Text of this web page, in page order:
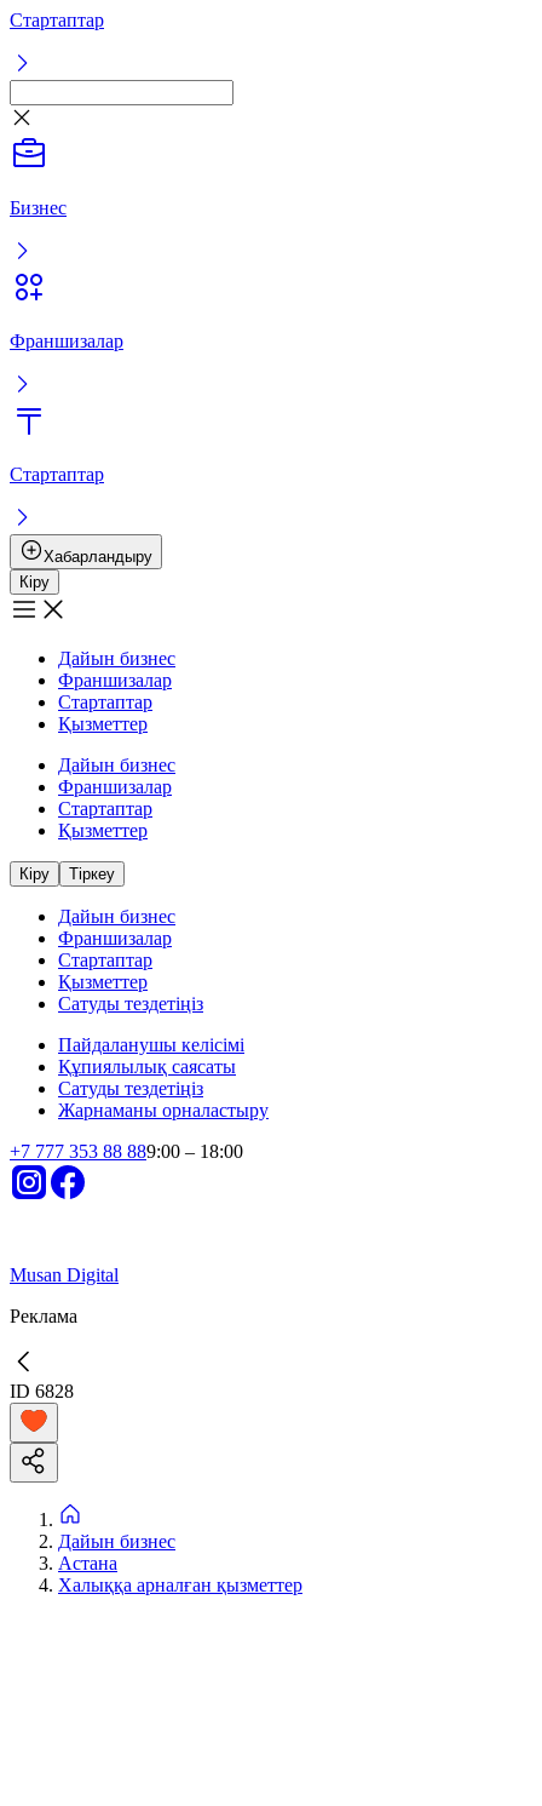
Стартаптар
Бизнес
Франшизалар
Стартаптар
Хабарландыру
Кіру
Дайын бизнес
Франшизалар
Стартаптар
Қызметтер
Дайын бизнес
Франшизалар
Стартаптар
Қызметтер
Кіру Тіркеу
Дайын бизнес
Франшизалар
Стартаптар
Қызметтер
Сатуды тездетіңіз
Пайдаланушы келісімі
Құпиялылық саясаты
Сатуды тездетіңіз
Жарнаманы орналастыру
+7 777 353 88 889:00 – 18:00
Musan Digital
Реклама
ID 6828
Дайын бизнес
Астана
Халыққа арналған қызметтер